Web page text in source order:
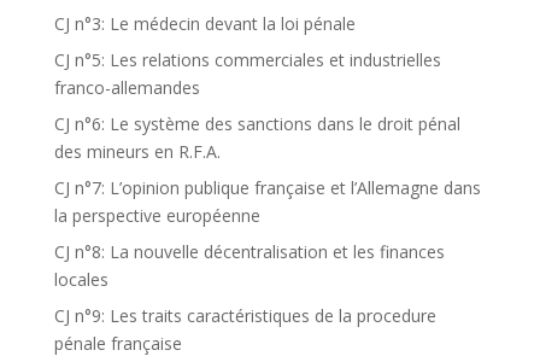
CJ n°3: Le médecin devant la loi pénale
CJ n°5: Les relations commerciales et industrielles
franco-allemandes
CJ n°6: Le système des sanctions dans le droit pénal
des mineurs en R.F.A.
CJ n°7: L’opinion publique française et l’Allemagne dans
la perspective européenne
CJ n°8: La nouvelle décentralisation et les finances
locales
CJ n°9: Les traits caractéristiques de la procedure
pénale française